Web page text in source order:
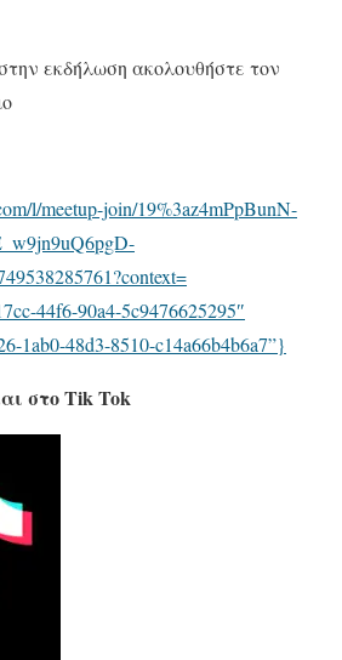
εκδήλωση ακολουθήστε τον
l/meetup-join/19%3az4mPpBunN-
44f6-90a4-5c9476625295″
1ab0-48d3-8510-c14a66b4b6a7”}
στο Tik Tok